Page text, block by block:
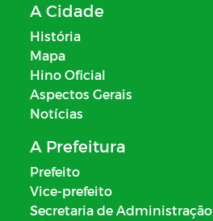
A Cidade
História
Mapa
Hino Oficial
Aspectos Gerais
Notícias
A Prefeitura
Prefeito
Vice-prefeito
Secretaria de Administração